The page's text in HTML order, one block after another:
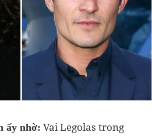
ấy nhờ: Vai Legolas trong